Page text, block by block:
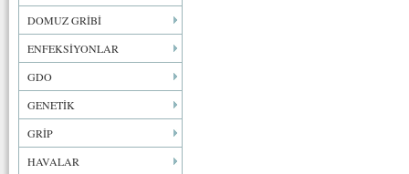
DOMUZ GRİBİ
ENFEKSİYONLAR
GDO
GENETİK
GRİP
HAVALAR